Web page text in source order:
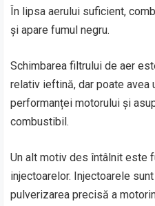
În lipsa aerului suficient,
și apare fumul negru.
Schimbarea filtrului de aer
relativ ieftină, dar poate avea
performanței motorului și
combustibil.
Un alt motiv des întâlnit este
injectoarelor. Injectoarele
pulverizarea precisă a